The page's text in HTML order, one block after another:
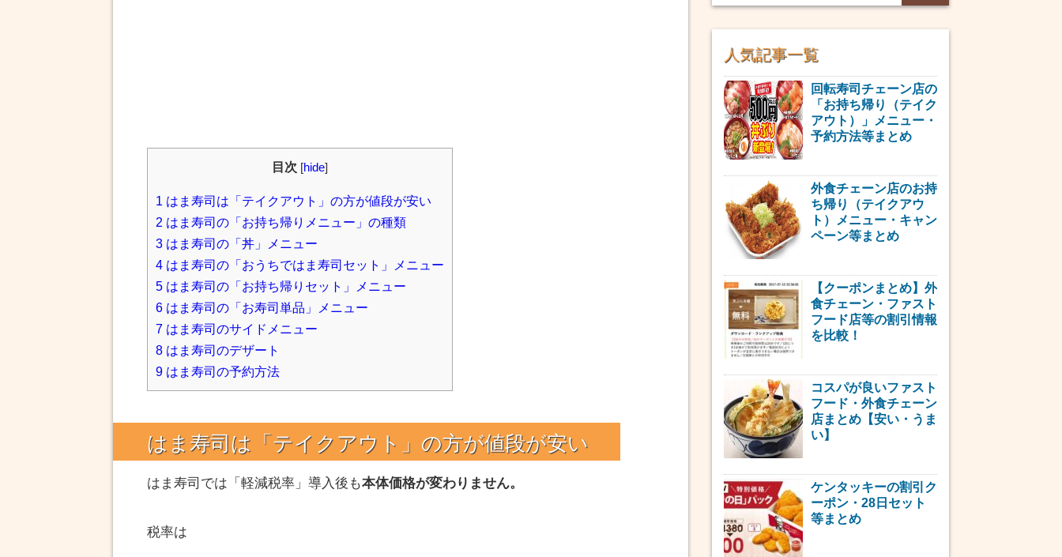
目次 [hide]
1 はま寿司は「テイクアウト」の方が値段が安い
2 はま寿司の「お持ち帰りメニュー」の種類
3 はま寿司の「丼」メニュー
4 はま寿司の「おうちではま寿司セット」メニュー
5 はま寿司の「お持ち帰りセット」メニュー
6 はま寿司の「お寿司単品」メニュー
7 はま寿司のサイドメニュー
8 はま寿司のデザート
9 はま寿司の予約方法
はま寿司は「テイクアウト」の方が値段が安い
はま寿司 では「軽減税率」導入後も本体価格が変わりません。
税率は
人気記事一覧
回転寿司チェーン店の
「お持ち帰り（テイク
アウト）」メニュー・
予約方法等まとめ
外食チェーン店のお持
ち帰り（テイクアウ
ト）メニュー・キャン
ペーン等まとめ
【クーポンまとめ】外
食チェーン・ファスト
フード店等の割引情報
を比較！
コスパが良いファスト
フード・外食チェーン
店まとめ【安い・うま
い】
ケンタッキーの割引ク
ーポン・28日セット
等まとめ